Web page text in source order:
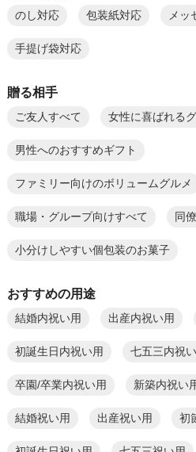
のし対応 包装紙対応 メッ
手提げ袋対応
贈る相手
ご友人すべて 女性に喜ばれる
男性へのおすすめギフト
ファミリー向けのボリュームグルメ
職場・グループ向けすべて 同
小分けしやすい個包装のお菓子
おすすめの用途
結婚内祝い用 出産内祝い用
初誕生日内祝い用 七五三内祝
卒園/卒業内祝い用 新築内祝い
結婚祝い用 出産祝い用 初